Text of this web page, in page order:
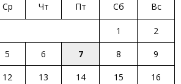
Ср Чт Пт Сб Вс
1
2
5 6 7 8
9
12 13 14 15
16